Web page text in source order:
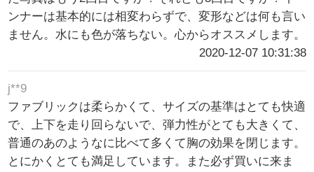
ンナーは基本的には相変わらずで、変形などは何も言い
ません。水にも色が落ちない。心からオススメします。
2020-12-07 10:31:38
j**9
ファブリックは柔らかくて、サイズの基準はとても快適
で、上下を走り回らないで、弾力性がとても大きくて、
普通のあのようなに比べて多くて胸の効果を閉じます。
とにかくとても満足しています。また必ず買いに来ま